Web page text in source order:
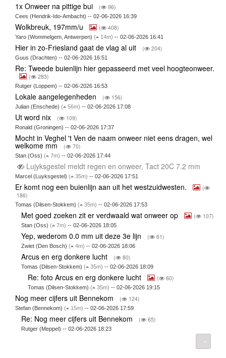
1x Onweer na pittige bui ( 96)
Cees (Hendrik-Ido-Ambacht) -- 02-06-2026 16:39
Wolkbreuk, 197mm/u ( 408)
Yaro (Wommelgem, Antwerpen) ( 14m) -- 02-06-2026 16:41
Hier in zo-Friesland gaat de vlag al uit ( 204)
Guus (Drachten) -- 02-06-2026 16:51
Re: Tweede buienlijn hier gepasseerd met veel hoogteonweer.
( 283)
Rutger (Loppem) -- 02-06-2026 16:53
Lokale aangelegenheden ( 156)
Julian (Enschede) ( 56m) -- 02-06-2026 17:08
Ut word nix ( 109)
Ronald (Groningen) -- 02-06-2026 17:37
Mocht in Veghel 't Ven de naam onweer niet eens dragen, wel
welkome mm ( 70)
Stan (Oss) ( 7m) -- 02-06-2026 17:44
Lujyksgestel meldt regen en onweer, Tact 20C 7.2 mm
Marcel (Luyksgestel) ( 35m) -- 02-06-2026 17:51
Er komt nog een buienlijn aan uit het westzuidwesten.
(
186)
Tomas (Dilsen-Stokkem) ( 35m) -- 02-06-2026 17:53
Met goed zoeken zit er verdwaald wat onweer op ( 107)
Stan (Oss)( 7m) -- 02-06-2026 18:05
Yep, wederom 0.0 mm uit deze 3e lijn ( 61)
Zwiet (Den Bosch)( 4m) -- 02-06-2026 18:06
Arcus en erg donkere lucht ( 80)
Tomas (Dilsen-Stokkem)( 35m) -- 02-06-2026 18:09
Re: foto Arcus en erg donkere lucht ( 60)
Tomas (Dilsen-Stokkem) ( 35m) -- 02-06-2026 19:15
Nog meer cijfers uit Bennekom ( 124)
Stefan (Bennekom) ( 15m) -- 02-06-2026 17:59
Re: Nog meer cijfers uit Bennekom ( 65)
Rutger (Meppel) -- 02-06-2026 18:23